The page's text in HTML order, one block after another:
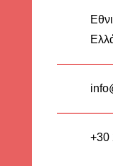
+30